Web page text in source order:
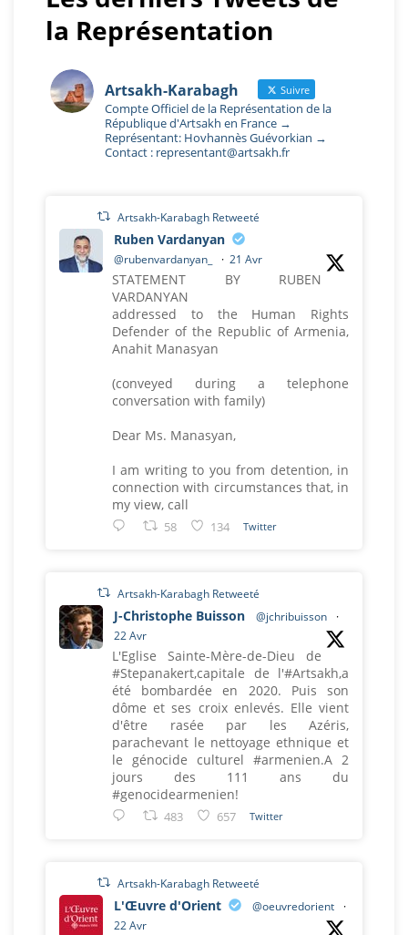
la Représentation
Artsakh-Karabagh Suivre
Compte Officiel de la Représentation de la
République d'Artsakh en France →
Représentant: Hovhannès Guévorkian →
Contact : representant@artsakh.fr
Artsakh-Karabagh Retweeté
Ruben Vardanyan
@rubenvardanyan_ · 21 Avr
STATEMENT BY RUBEN
VARDANYAN
addressed to the Human Rights
Defender of the Republic of Armenia,
Anahit Manasyan
(conveyed during a telephone
conversation with family)
Dear Ms. Manasyan,
I am writing to you from detention, in
connection with circumstances that, in
my view, call
58 134 Twitter
Artsakh-Karabagh Retweeté
J-Christophe Buisson @jchribuisson
·
22 Avr
L'Eglise Sainte-Mère-de-Dieu de
#Stepanakert,capitale de l'#Artsakh,a
été bombardée en 2020. Puis son
dôme et ses croix enlevés. Elle vient
d'être rasée par les Azéris,
parachevant le nettoyage ethnique et
le génocide culturel #armenien.A 2
jours des 111 ans du
#genocidearmenien!
483 657 Twitter
Artsakh-Karabagh Retweeté
L'Œuvre d'Orient @oeuvredorient
·
22 Avr